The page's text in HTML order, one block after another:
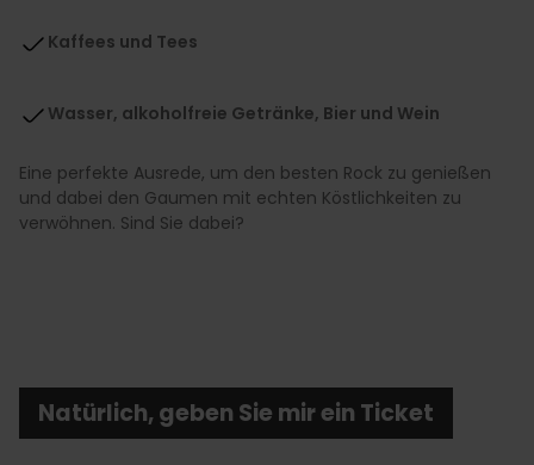
Kaffees und Tees
Wasser, alkoholfreie Getränke, Bier und Wein
Eine perfekte Ausrede, um den besten Rock zu genießen
und dabei den Gaumen mit echten Köstlichkeiten zu
verwöhnen. Sind Sie dabei?
Natürlich, geben Sie mir ein Ticket